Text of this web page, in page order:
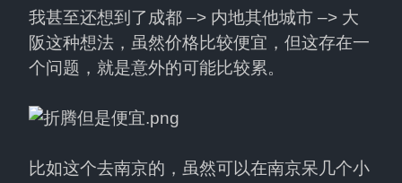
我甚至还想到了成都 –> 内地其他城市 –> 大
阪这种想法，虽然价格比较便宜，但这存在一
个问题，就是意外的可能比较累。
比如这个去南京的，虽然可以在南京呆几个小